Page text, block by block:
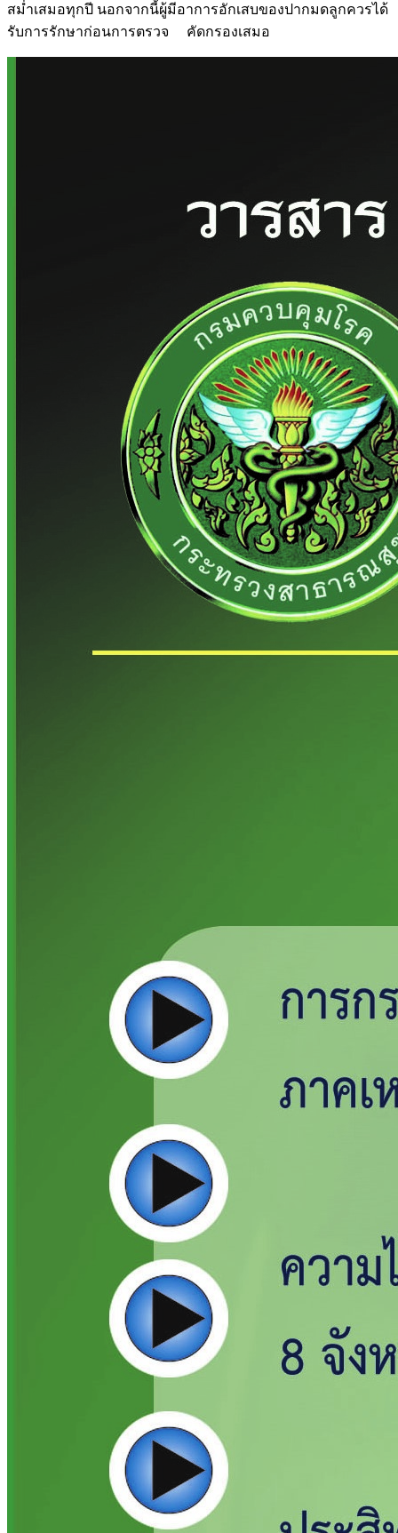
สม่ำเสมอทุกปี นอกจากนี้ผู้มีอาการอักเสบของปากมดลูกควรได้
รับการรักษาก่อนการตรวจ คัดกรองเสมอ